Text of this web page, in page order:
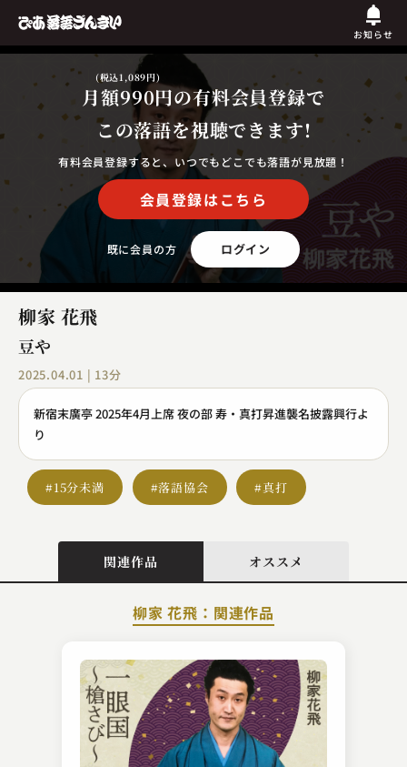
お知らせ
月額990円
(税込1,089円)
の有料会員登録で
この落語を視聴できます!
有料会員登録すると、いつでもどこでも落語が見放題！
会員登録はこちら
既に会員の方 ログイン
柳家 花飛
豆や
2025.04.01 | 13分
新宿末廣亭 2025年4月上席 夜の部 寿・真打昇進襲名披露興行よ
り
#15分未満 #落語協会 #真打
関連作品 オススメ
柳家 花飛：関連作品